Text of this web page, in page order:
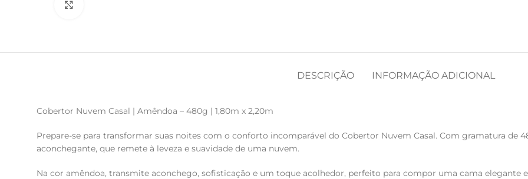
DESCRIÇÃO INFORMAÇÃO ADICIONAL
Cobertor Nuvem Casal | Amêndoa – 480g | 1,80m x 2,20m
Prepare-se para transformar suas noites com o conforto incomparável do Cobertor Nuvem Casal. Com gramatura de
aconchegante, que remete à leveza e suavidade de uma nuvem.
Na cor amêndoa, transmite aconchego, sofisticação e um toque acolhedor, perfeito para compor uma cama elegante